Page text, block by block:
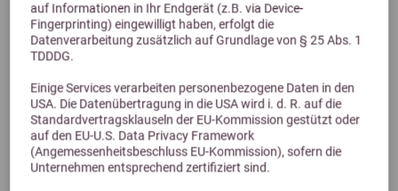
auf Informationen in Ihr Endgerät (z.B. via Device-
Fingerprinting) eingewilligt haben, erfolgt die
Datenverarbeitung zusätzlich auf Grundlage von § 25 Abs. 1
TDDDG.
Einige Services verarbeiten personenbezogene Daten in den
USA. Die Datenübertragung in die USA wird i. d. R. auf die
Standardvertragsklauseln der EU-Kommission gestützt oder
auf den EU-U.S. Data Privacy Framework
(Angemessenheitsbeschluss EU-Kommission), sofern die
Unternehmen entsprechend zertifiziert sind.
5,0 (9 Bewertungen)
DERBY Dressage Müsli 20kg
fördert den Muskelaufbau
31,09 €